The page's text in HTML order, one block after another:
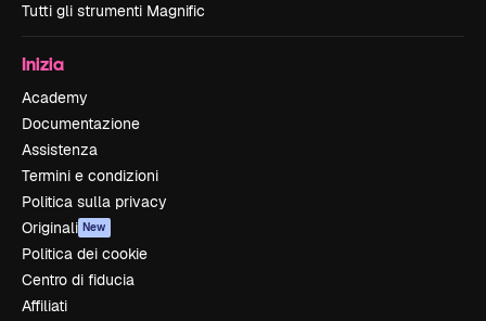
Tutti gli strumenti Magnific
Inizia
Academy
Documentazione
Assistenza
Termini e condizioni
Politica sulla privacy
Originali New
Politica dei cookie
Centro di fiducia
Affiliati